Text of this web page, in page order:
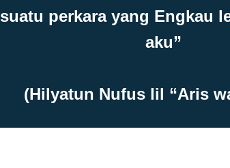
suatu perkara yang Engkau
aku”
(Hilyatun Nufus lil “Aris